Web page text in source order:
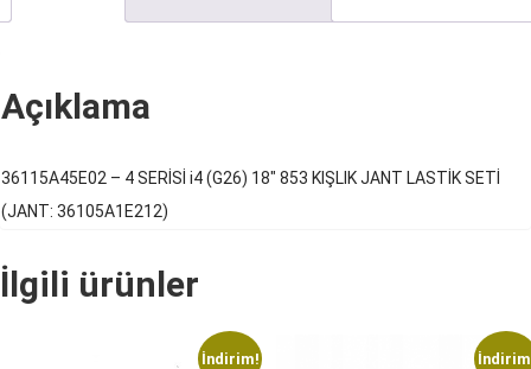
Açıklama
36115A45E02 – 4 SERİSİ i4 (G26) 18″ 853 KIŞLIK JANT LASTİK SETİ
(JANT: 36105A1E212)
İlgili ürünler
İndirim!